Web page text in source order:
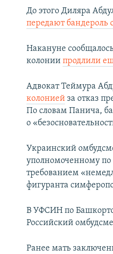
До этого Диляра
передают
Накануне
колониипродлили
Адвокат Теймура
колонией за отказ
По словам Панича,
о
Украинский
уполномоченному по
требованием
фигуранта
В УФСИН по
Российский
Ранее мать